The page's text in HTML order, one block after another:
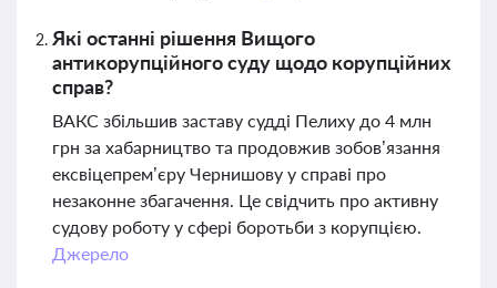
Які останні рішення Вищого
антикорупційного суду щодо корупційних
справ?
ВАКС збільшив заставу судді Пелиху до 4 млн
грн за хабарництво та продовжив зобов’язання
ексвіцепрем’єру Чернишову у справі про
незаконне збагачення. Це свідчить про активну
судову роботу у сфері боротьби з корупцією.
Джерело